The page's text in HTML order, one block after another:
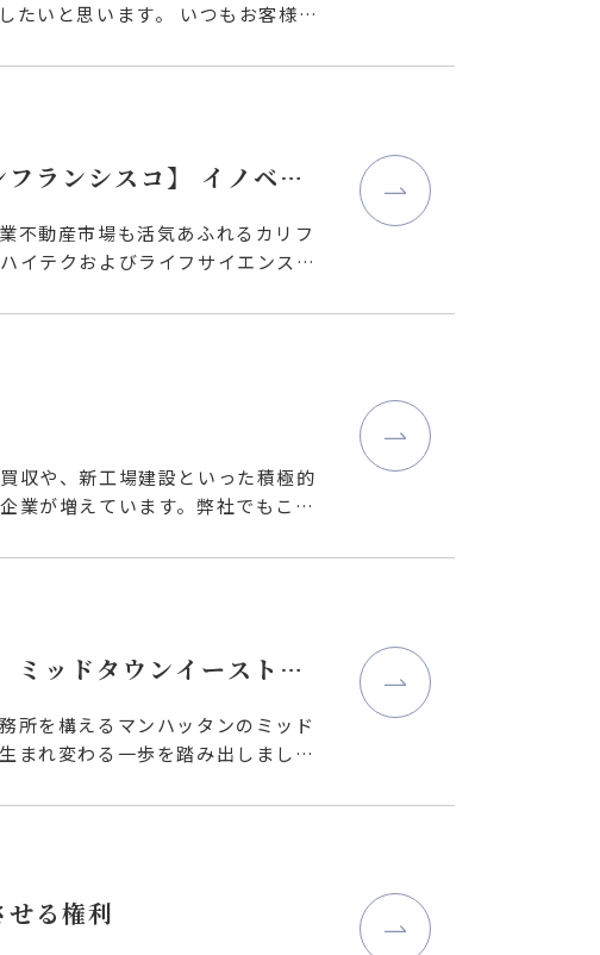
たいと思います。 いつもお客様に
ランシスコ】 イノベー
不動産市場も活気あふれるカリフ
イテクおよびライフサイエンス
収や、新工場建設といった積極的
業が増えています。弊社でもこの
ミッドタウンイースト地
所を構えるマンハッタンのミッド
まれ変わる一歩を踏み出しまし
せる権利